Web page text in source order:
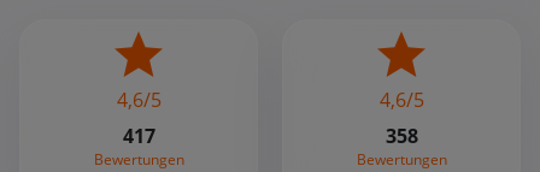
4,6/5
417
Bewertungen
4,6/5
358
Bewertungen